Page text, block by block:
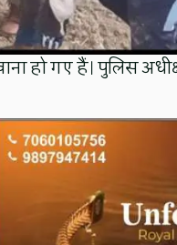
हो गए हैं। पुलिस